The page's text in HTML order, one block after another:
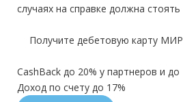
случаях на справке должна
Получите дебетовую карту
CashBack до 20% у партнеров и до
Доход по счету до 17%